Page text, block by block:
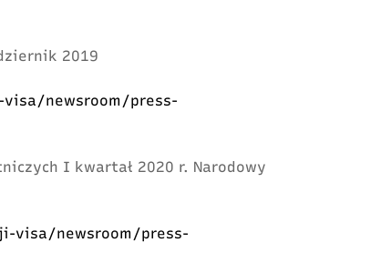
2019
newsroom/press-
I kwartał 2020 r. Narodowy
visa/newsroom/press-